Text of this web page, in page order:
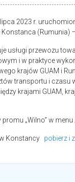
2023 r.
(Rumunia)
usługi przewozu
i w praktyce
krajów GUAM i
transportu i czasu
krajami GUAM,
„Wilno” w menu
Konstancy pobierz i